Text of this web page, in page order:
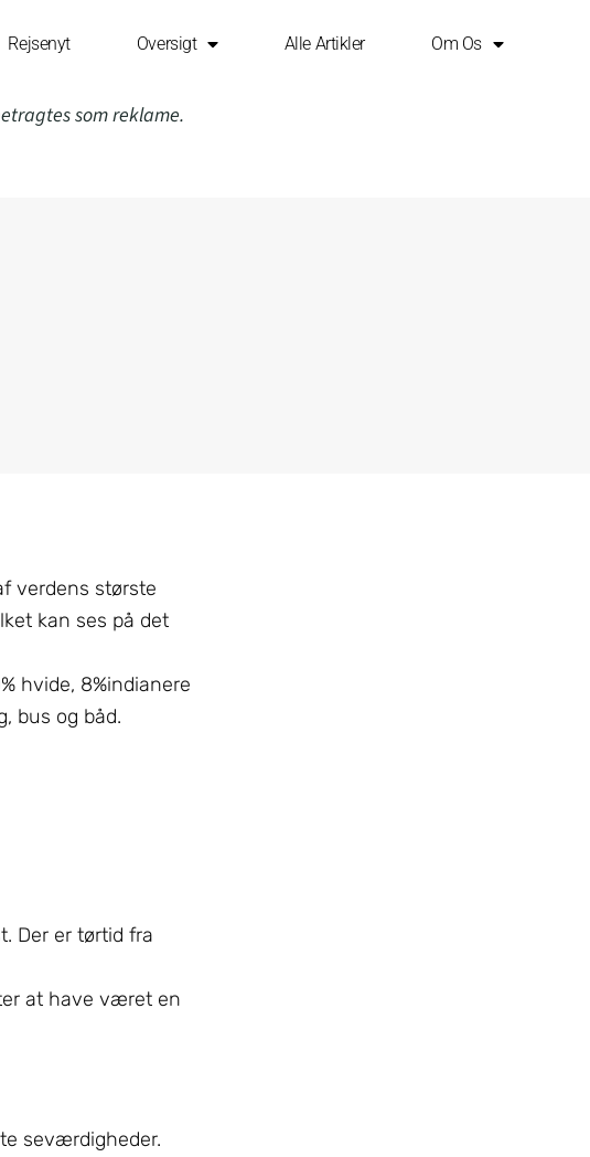
Rejsenyt Oversigt Alle Artikler Om Os
som reklame.
verdens største
kan ses på det
hvide, 8%indianere
bus og båd.
Der er tørtid fra
at have været en
seværdigheder.